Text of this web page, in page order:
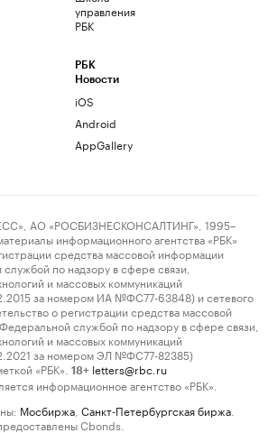
управления
РБК
РБК
Новости
iOS
Android
AppGallery
АО «РОСБИЗНЕСКОНСАЛТИНГ», 1995–
информационного агентства «РБК»
средства массовой информации
по надзору в сфере связи,
и массовых коммуникаций
за номером ИА №ФС77-63848) и сетевого
о регистрации средства массовой
службой по надзору в сфере связи,
и массовых коммуникаций
за номером ЭЛ №ФС77-82385)
«РБК».
18+ letters@rbc.ru
информационное агентство «РБК».
Мосбиржа Санкт-Петербургская биржа
Cbonds.